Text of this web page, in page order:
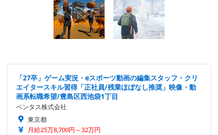
「27卒」ゲーム実況・eスポーツ動画の編集スタッフ・クリ
エイタースキル習得「正社員/残業ほぼなし推奨」映像・動
画系転職希望/豊島区西池袋1丁目
ベンタス株式会社
東京都
月給25万8,700円～32万円